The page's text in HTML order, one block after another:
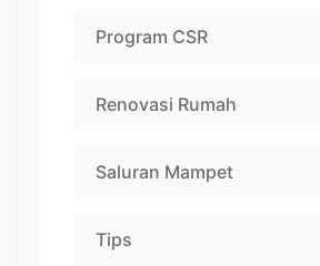
Program CSR
Renovasi Rumah
Saluran Mampet
Tips